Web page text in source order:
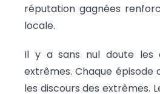
réputation gagnées
locale.
Il y a sans nul doute les
extrêmes. Chaque épisode
les discours des extrêmes.